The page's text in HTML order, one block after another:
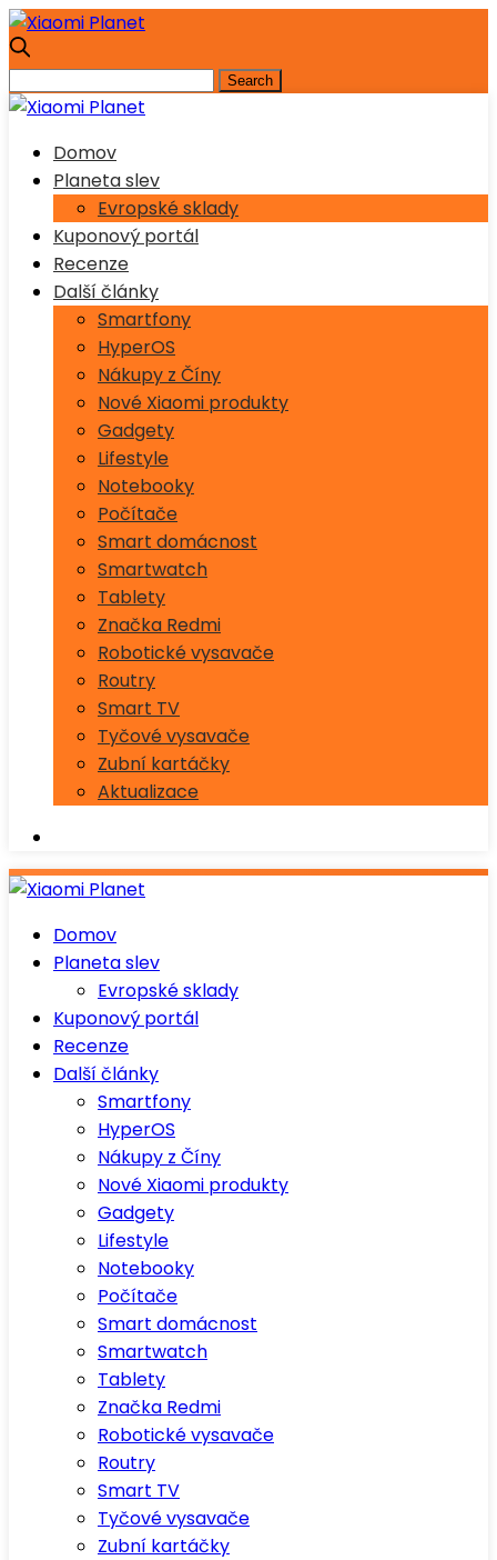
Domov
Planeta slev
Evropské sklady
Kuponový portál
Recenze
Další články
Smartfony
HyperOS
Nákupy z Číny
Nové Xiaomi produkty
Gadgety
Lifestyle
Notebooky
Počítače
Smart domácnost
Smartwatch
Tablety
Značka Redmi
Robotické vysavače
Routry
Smart TV
Tyčové vysavače
Zubní kartáčky
Aktualizace
Domov
Planeta slev
Evropské sklady
Kuponový portál
Recenze
Další články
Smartfony
HyperOS
Nákupy z Číny
Nové Xiaomi produkty
Gadgety
Lifestyle
Notebooky
Počítače
Smart domácnost
Smartwatch
Tablety
Značka Redmi
Robotické vysavače
Routry
Smart TV
Tyčové vysavače
Zubní kartáčky